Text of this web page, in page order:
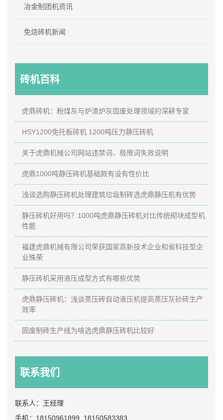
冶金制团机资讯
免烧砖机新闻
砖机百科
虎鼎砖机：粉煤灰与炉渣炉灰固废处理领域的深耕专家
HSY1200免托板砖机 1200吨压力静压砖机
关于虎鼎机械公司网站违禁词、极限词失效说明
虎鼎1000吨静压砖机基础款有没有性价比
浅谈选购静压砖机处理建筑垃圾制砖选虎鼎静压机有优势
静压砖机好用吗？1000吨虎鼎静压砖机对比传统砌块成型机
性能
福建虎鼎机械有限公司荣获国家高新技术企业和省科技型企
业殊荣
静压砖机采用液压成型方式有哪些优势
虎鼎静压砖机：浅谈蒸压砖自动液压机提高蒸压灰砂砖生产
效率
固废制砖生产线为啥选虎鼎静压砖机比较好
联系我们
联系人：王经理
手机：18150961899 18150583383